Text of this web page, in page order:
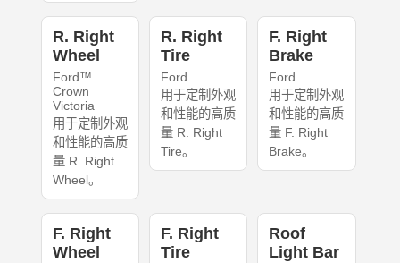
R. Right
Wheel
Ford™
Crown
Victoria
用于定制外观
和性能的高质
量 R. Right
Wheel。
R. Right
Tire
Ford
用于定制外观
和性能的高质
量 R. Right
Tire。
F. Right
Brake
Ford
用于定制外观
和性能的高质
量 F. Right
Brake。
F. Right
Wheel
F. Right
Tire
Roof
Light Bar